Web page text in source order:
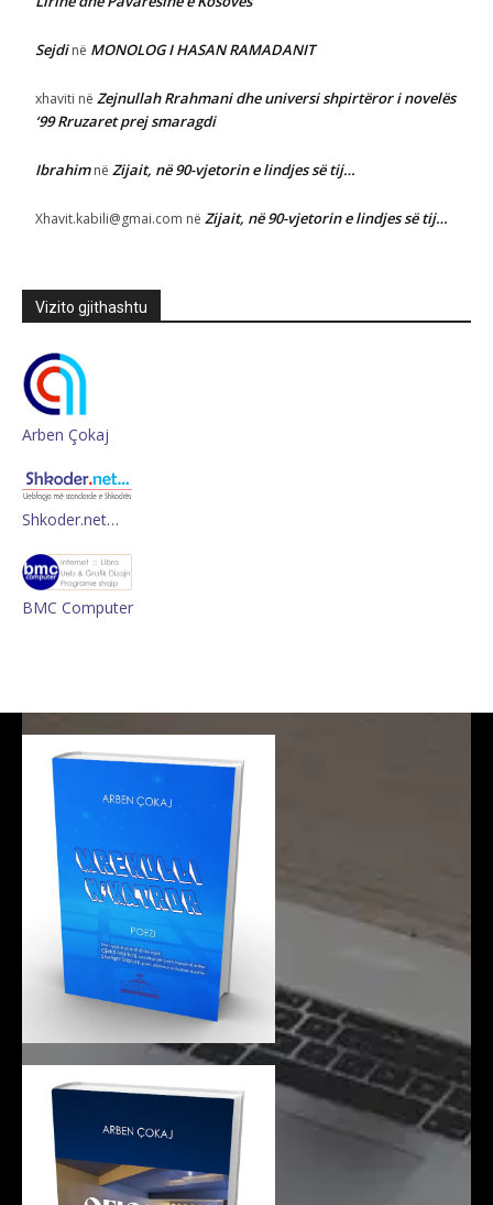
Sejdinë MONOLOG I HASAN RAMADANIT
xhaviti në Zejnullah Rrahmani dhe universi shpirtëror i novelës
‘99 Rruzaret prej smaragdi
Ibrahimnë Zijait, në 90-vjetorin e lindjes së tij…
Xhavit.kabili@gmai.com në Zijait, në 90-vjetorin e lindjes së tij…
Vizito gjithashtu
Arben Çokaj
Shkoder.net…
BMC Computer